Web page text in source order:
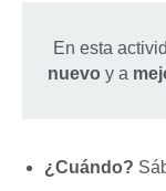
En esta
nuevo y a
¿Cuándo?